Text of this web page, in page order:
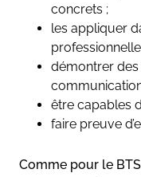
concrets ;
les appliquer
démontrer
être capables
faire preuve
Comme pour le